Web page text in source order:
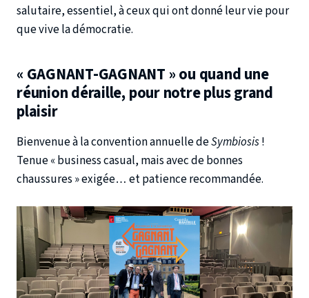
salutaire, essentiel, à ceux qui ont donné leur vie pour
que vive la démocratie.
« GAGNANT-GAGNANT » ou quand une
réunion déraille, pour notre plus grand
plaisir
Bienvenue à la convention annuelle deSymbiosis!
Tenue « business casual, mais avec de bonnes
chaussures » exigée… et patience recommandée.